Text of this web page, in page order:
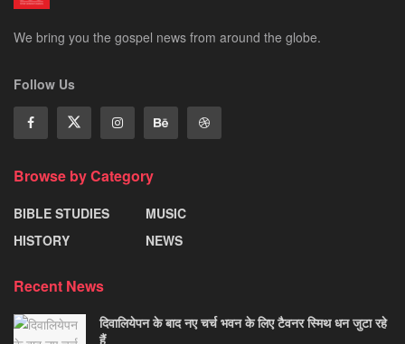
We bring you the gospel news from around the globe.
Follow Us
Browse by Category
BIBLE STUDIES
HISTORY
MUSIC
NEWS
Recent News
दिवालियेपन के बाद नए चर्च भवन के लिए टैवनर स्मिथ धन जुटा रहे
हैं